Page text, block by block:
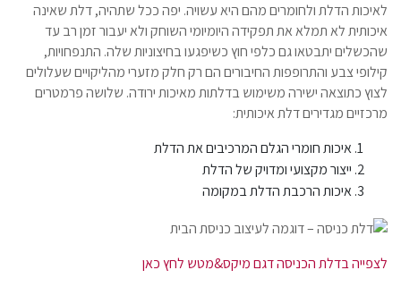
לאיכות הדלת ולחומרים מהם היא עשויה. יפה ככל שתהיה, דלת שאינה
איכותית לא תמלא את תפקידה היומיומי השוחק ולא יעבור זמן רב עד
שהכשלים יתבטאו גם כלפי חוץ כשיפגעו בחיצוניות שלה. התנפחויות,
קילופי צבע והתרופפות החיבורים הם רק חלק מזערי מהליקויים שעלולים
לצוץ כתוצאה ישירה משימוש בדלתות מאיכות ירודה. שלושה פרמטרים
מרכזיים מגדירים דלת איכותית:
איכות חומרי הגלם המרכיבים את הדלת
ייצור מקצועי ומדויק של הדלת
איכות הרכבת הדלת במקומה
לצפייה בדלת הכניסה דגם מיקס&מטש לחץ כאן